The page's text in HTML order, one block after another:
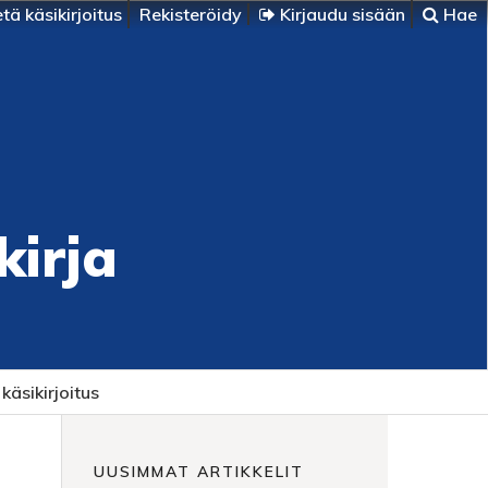
käsikirjoitus Rekisteröidy Kirjaudu sisään Hae
UUSIMMAT ARTIKKELIT